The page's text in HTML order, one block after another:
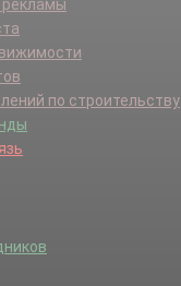
по строительству